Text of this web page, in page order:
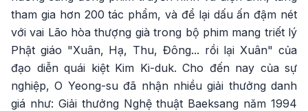
tham gia hơn 200 tác phẩm, và để lại dấu ấn đậm nét
với vai Lão hòa thượng già trong bộ phim mang triết lý
Phật giáo "Xuân, Hạ, Thu, Đông... rồi lại Xuân" của
đạo diễn quái kiệt Kim Ki-duk. Cho đến nay của sự
nghiệp, O Yeong-su đã nhận nhiều giải thưởng danh
giá như: Giải thưởng Nghệ thuật Baeksang năm 1994